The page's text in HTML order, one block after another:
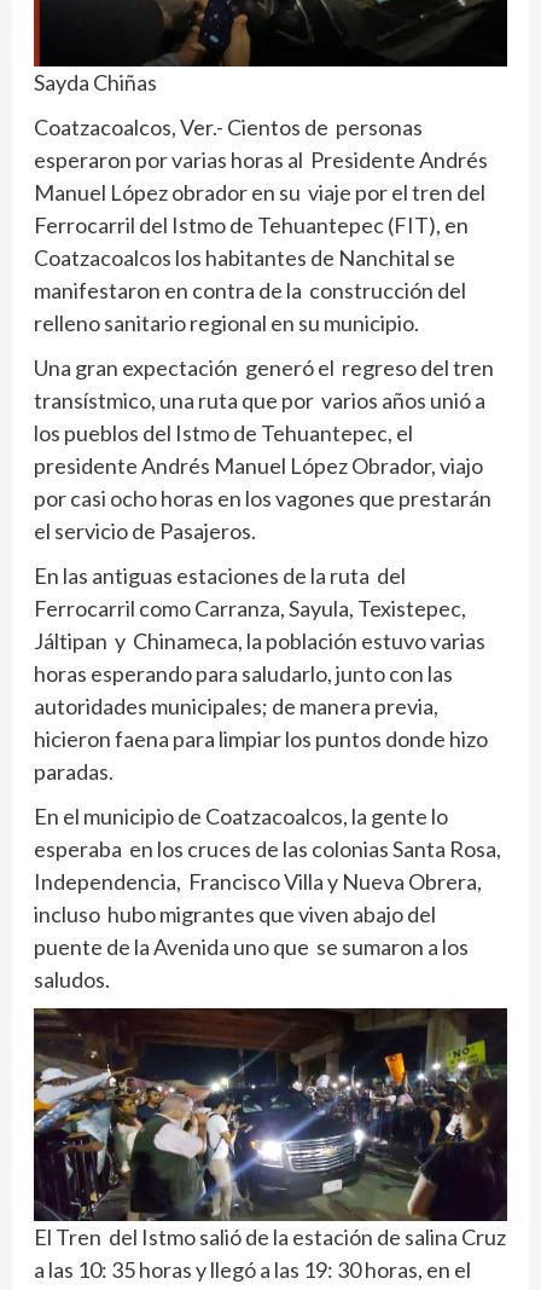
Sayda Chiñas
Coatzacoalcos, Ver.- Cientos de personas
esperaron por varias horas al Presidente Andrés
Manuel López obrador en su viaje por el tren del
Ferrocarril del Istmo de Tehuantepec (FIT), en
Coatzacoalcos los habitantes de Nanchital se
manifestaron en contra de la construcción del
relleno sanitario regional en su municipio.
Una gran expectación generó el regreso del tren
transístmico, una ruta que por varios años unió a
los pueblos del Istmo de Tehuantepec, el
presidente Andrés Manuel López Obrador, viajo
por casi ocho horas en los vagones que prestarán
el servicio de Pasajeros.
En las antiguas estaciones de la ruta del
Ferrocarril como Carranza, Sayula, Texistepec,
Jáltipan y Chinameca, la población estuvo varias
horas esperando para saludarlo, junto con las
autoridades municipales; de manera previa,
hicieron faena para limpiar los puntos donde hizo
paradas.
En el municipio de Coatzacoalcos, la gente lo
esperaba en los cruces de las colonias Santa Rosa,
Independencia, Francisco Villa y Nueva Obrera,
incluso hubo migrantes que viven abajo del
puente de la Avenida uno que se sumaron a los
saludos.
El Tren del Istmo salió de la estación de salina Cruz
a las 10: 35 horas y llegó a las 19: 30 horas, en el